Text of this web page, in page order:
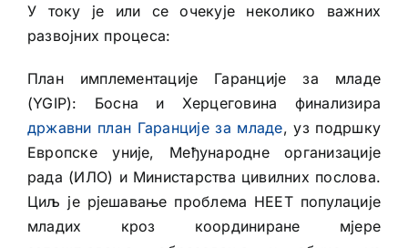
У току је или се очекује неколико важних
развојних процеса:
План имплементације Гаранције за младе
(YGIP): Босна и Херцеговина финализира
државни план Гаранције за младе, уз подршку
Европске уније, Међународне организације
рада (ИЛО) и Министарства цивилних послова.
Циљ је рјешавање проблема НЕЕТ популације
младих кроз координиране мјере